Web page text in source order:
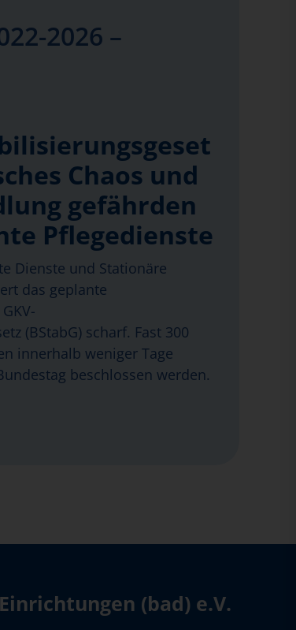
2026 –
Chaos und
gefährden
Pflegedienste
Dienste und Stationäre
das geplante
(BStabG) scharf. Fast 300
innerhalb weniger Tage
beschlossen werden.
(bad) e.V.